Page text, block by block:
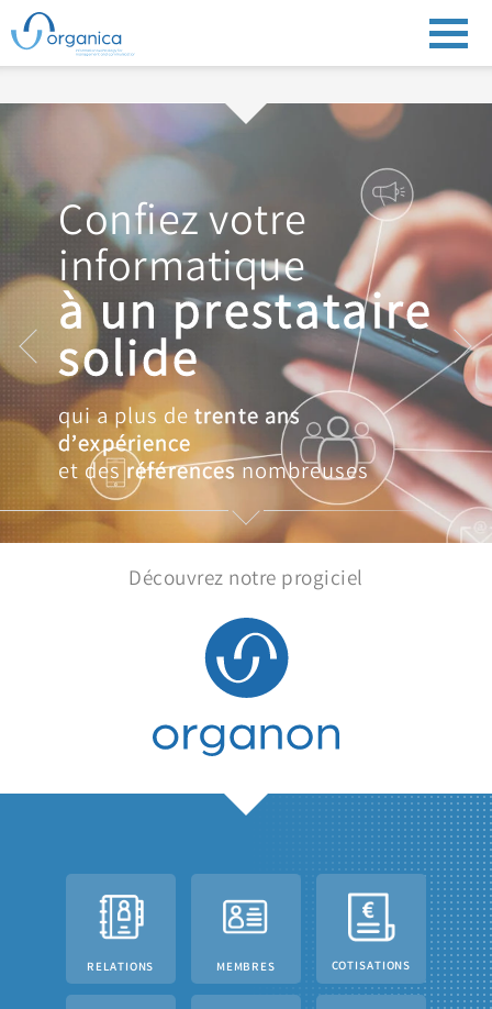
Confiez votre
informatique
à un prestataire
solide
qui a plus detrente ans
d’expérience
et desréférences nombreuses
Découvrez notre progiciel
RELATIONS MEMBRES COTISATIONS